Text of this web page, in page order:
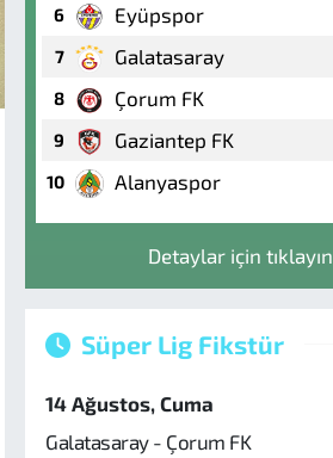
6 Eyüpspor
7 Galatasaray
8 Çorum FK
9 Gaziantep FK
10 Alanyaspor
Detaylar için tıklayın
Süper Lig Fikstür
14 Ağustos, Cuma
Galatasaray - Çorum FK